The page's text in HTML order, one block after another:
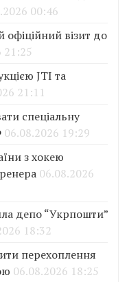
00:46
візит до
21:25
JTI та
21:11
спеціальну
06.08.2026 19:29
з хокею
06.08.2026
депо “Укрпошти”
18:32
перехоплення
06.08.2026 18:25